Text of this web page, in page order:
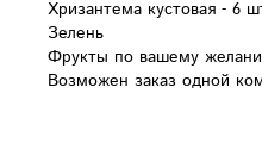
Хризантема кустовая - 6
Зелень
Фрукты по вашему
Возможен заказ одной